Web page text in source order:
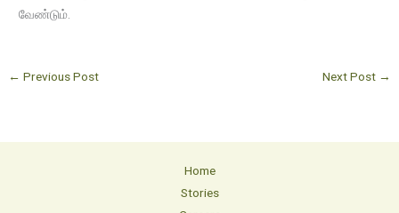
வேண்டும்.
← Previous Post Next Post →
Home
Stories